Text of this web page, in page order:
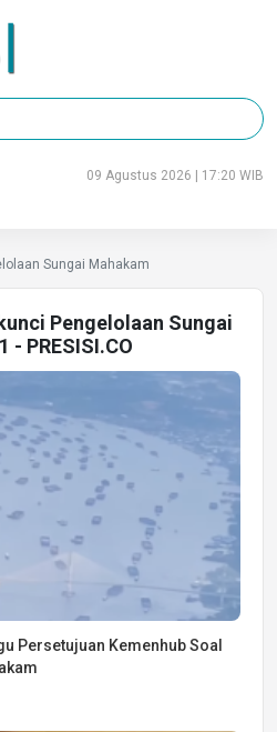
09 Agustus 2026 | 17:20 WIB
Sungai Mahakam
Pengelolaan Sungai
- PRESISI.CO
Persetujuan Kemenhub Soal